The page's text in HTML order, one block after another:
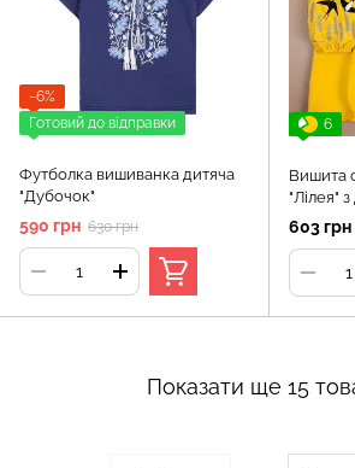
−6%
Готовий до відправки
Футболка вишиванка дитяча
"Дубочок"
590 грн 630 грн
6
Вишита
"Лілея"
Жовтий,
603 грн
Показати ще 15